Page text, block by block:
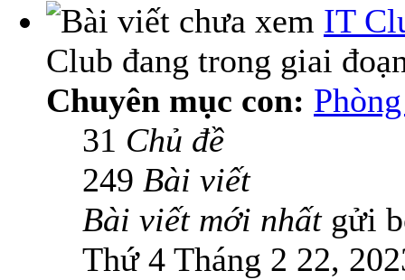
IT
Club đang trong giai
Chuyên mục con:
31 Chủ đề
249 Bài viết
Bài viết mới nhấtgửi
Thứ 4 Tháng 2 22,